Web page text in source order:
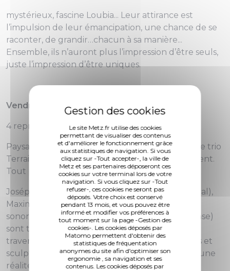
Le site Metz.fr utilise des cookies
permettant de visualiser des contenus
et d'améliorer le fonctionnement grâce
aux statistiques de navigation. Si vous
cliquez sur -Tout accepter-, la ville de
Metz et ses partenaires déposeront ces
cookies sur votre terminal lors de votre
navigation. Si vous cliquez sur -Tout
refuser-, ces cookies ne seront pas
déposés. Votre choix est conservé
pendant 13 mois, et vous pouvez être
informé et modifier vos préférences à
tout moment sur la page -Gestion des
cookies-. Les cookies déposés par
Matomo permettent d'obtenir des
statistiques de fréquentation
anonymes du site afin d'optimiser son
ergonomie , sa navigation et ses
contenus. Les cookies déposés par
mystérieux, fascine Loubia... Leur attirance est
l’impulsion de leur émancipation, une chance de se
raconter, de grandir…chacun à sa manière...
Ensemble, ils n’auront plus l’impression d’être seuls,
juste l’impression d’être uniques.
Vendredi 17 juillet dans le jardin Fabert
4 représentations à 16h30, 18h, 19h30 et 20h30 :
Paysage improvisé pour l'espace extérieur par le trio
Terrains, une proposition de l'association Fragment.
Tout public.
Josépha Mougenot (harpe, shruti box, koto, vocal),
Maxime Le Moing (trompette, appeaux, objets
sonores) et Sarah Grandjean (chorégraphie, danse)
sont trois improvisateurs qui taillent la route à
travers différents paysages corporels et sonores et
sculptent des vallées et des creux à l'écoute d'une
réalité en train de se faire.